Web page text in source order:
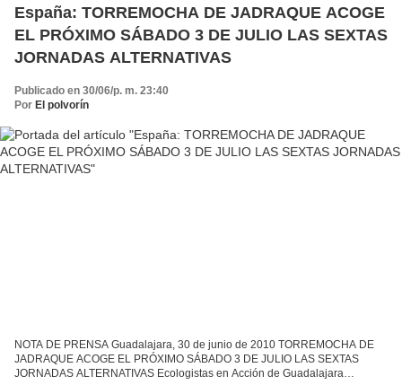
España: TORREMOCHA DE JADRAQUE ACOGE
EL PRÓXIMO SÁBADO 3 DE JULIO LAS SEXTAS
JORNADAS ALTERNATIVAS
Publicado en 30/06/p. m. 23:40
Por El polvorín
NOTA DE PRENSA Guadalajara, 30 de junio de 2010 TORREMOCHA DE
JADRAQUE ACOGE EL PRÓXIMO SÁBADO 3 DE JULIO LAS SEXTAS
JORNADAS ALTERNATIVAS Ecologistas en Acción de Guadalajara